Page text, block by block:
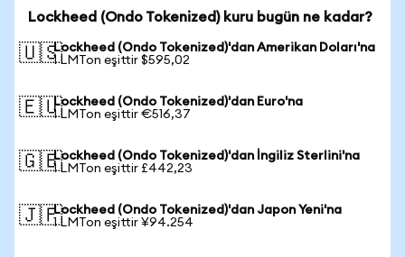
Lockheed (Ondo Tokenized) kuru bugün ne kadar?
🇺🇸Lockheed (Ondo Tokenized)'dan Amerikan Doları'na
1 LMTon eşittir $595,02
🇪🇺Lockheed (Ondo Tokenized)'dan Euro'na
1 LMTon eşittir €516,37
🇬🇧Lockheed (Ondo Tokenized)'dan İngiliz Sterlini'na
1 LMTon eşittir £442,23
🇯🇵Lockheed (Ondo Tokenized)'dan Japon Yeni'na
1 LMTon eşittir ¥94.254